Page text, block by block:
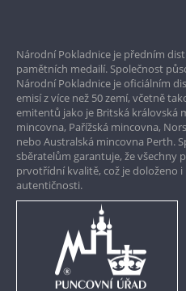
Garance nejvyšší kvality
Pouze originální produkty
Národní Pokladnice je předním
pamětních medailí. Společnost
Národní Pokladnice je oficiálním
emisí z více než 50 zemí, včetně
emitentů jako je Britská královská
mincovna, Pařížská mincovna,
nebo Australská mincovna Perth.
sběratelům garantuje, že všechny
prvotřídní kvalitě, což je doloženo
autentičnosti.